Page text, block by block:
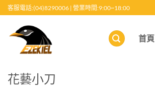
至
客服電話:(04)8290006 | 營業時間:9:00~18:00
首頁
花藝小刀